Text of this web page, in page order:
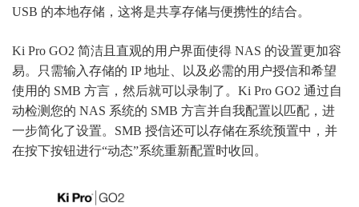
USB 的本地存储，这将是共享存储与便携性的结合。
Ki Pro GO2 简洁且直观的用户界面使得 NAS 的设置更加容
易。只需输入存储的 IP 地址、以及必需的用户授信和希望
使用的 SMB 方言，然后就可以录制了。Ki Pro GO2 通过自
动检测您的 NAS 系统的 SMB 方言并自我配置以匹配，进
一步简化了设置。SMB 授信还可以存储在系统预置中，并
在按下按钮进行“动态”系统重新配置时收回。